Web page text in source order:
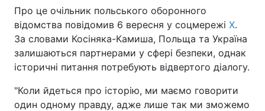
Здоров'я Туризм
Цікавинки Погода
Екологія Регіони
Про це очільник польського оборонного
відомства повідомив 6 вересня у соцмережі X.
За словами Косіняка-Камиша, Польща та Україна
залишаються партнерами у сфері безпеки, однак
історичні питання потребують відвертого діалогу.
"Коли йдеться про історію, ми маємо говорити
один одному правду, адже лише так ми зможемо